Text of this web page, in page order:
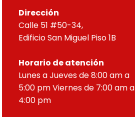
Dirección
Calle 51 #50-34,
Edificio San Miguel Piso 1B
Horario de atención
Lunes a Jueves de 8:00 am a
5:00 pm Viernes de 7:00 am a
4:00 pm